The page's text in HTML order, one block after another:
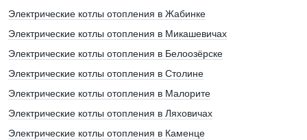
Электрические котлы отопления в Жабинке
Электрические котлы отопления в Микашевичах
Электрические котлы отопления в Белоозёрске
Электрические котлы отопления в Столине
Электрические котлы отопления в Малорите
Электрические котлы отопления в Ляховичах
Электрические котлы отопления в Каменце